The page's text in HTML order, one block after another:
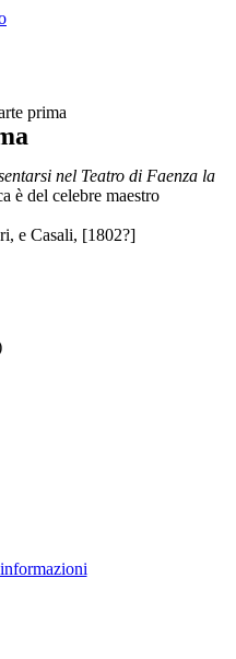
prima
nel Teatro di Faenza la
è del celebre maestro
e Casali, [1802?]